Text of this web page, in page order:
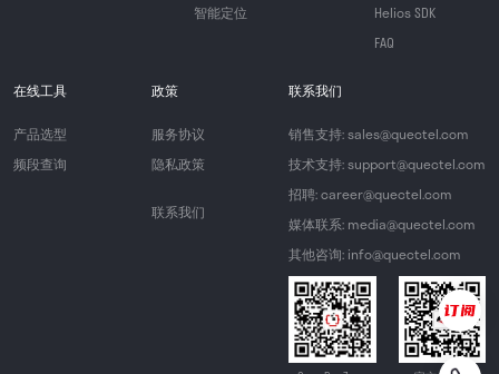
智能定位
Helios SDK
FAQ
在线工具
产品选型
频段查询
政策
服务协议
隐私政策
联系我们
联系我们
销售支持: sales@quectel.com
技术支持: support@quectel.com
招聘: career@quectel.com
媒体联系: media@quectel.com
其他咨询: info@quectel.com